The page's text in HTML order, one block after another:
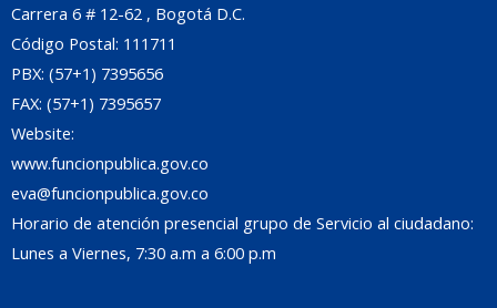
Carrera 6 # 12-62 , Bogotá D.C.
Código Postal: 111711
PBX: (57+1) 7395656
FAX: (57+1) 7395657
Website:
www.funcionpublica.gov.co
eva@funcionpublica.gov.co
Horario de atención presencial grupo de Servicio al ciudadano:
Lunes a Viernes, 7:30 a.m a 6:00 p.m